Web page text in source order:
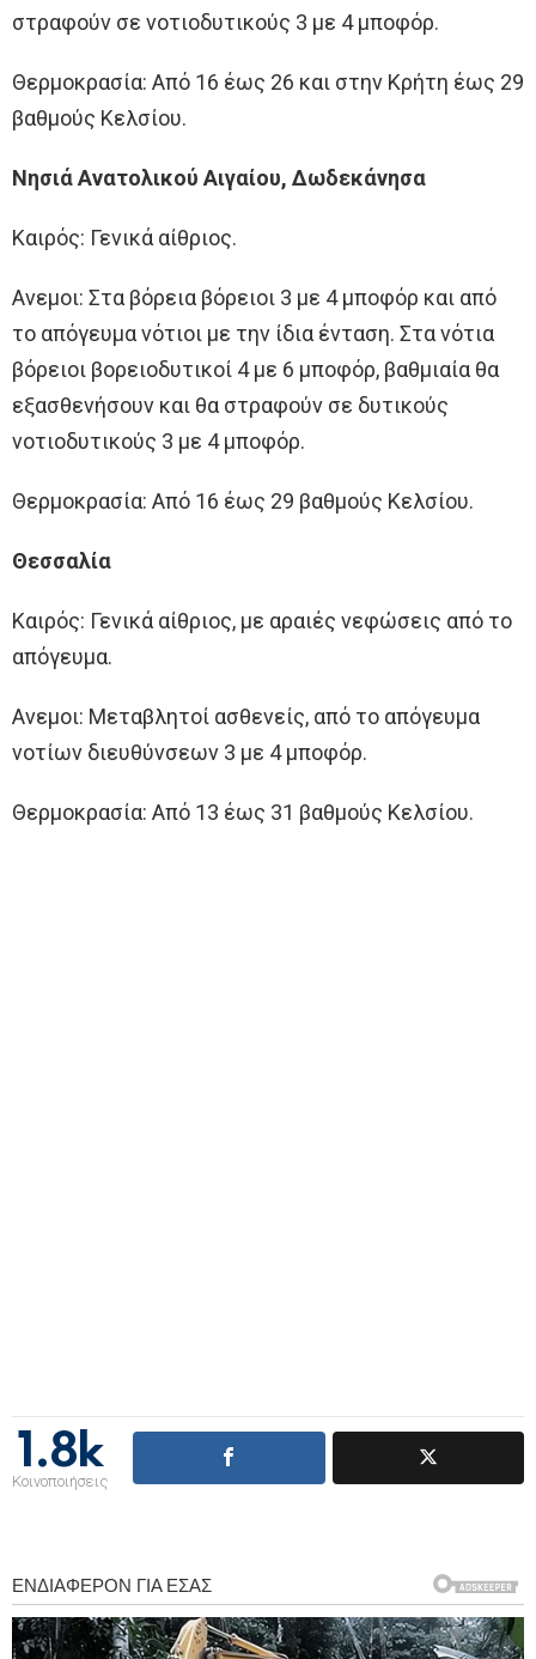
στραφούν σε νοτιοδυτικούς 3 με 4 μποφόρ.
Θερμοκρασία: Από 16 έως 26 και στην Κρήτη έως 29
βαθμούς Κελσίου.
Νησιά Ανατολικού Αιγαίου, Δωδεκάνησα
Καιρός: Γενικά αίθριος.
Ανεμοι: Στα βόρεια βόρειοι 3 με 4 μποφόρ και από
το απόγευμα νότιοι με την ίδια ένταση. Στα νότια
βόρειοι βορειοδυτικοί 4 με 6 μποφόρ, βαθμιαία θα
εξασθενήσουν και θα στραφούν σε δυτικούς
νοτιοδυτικούς 3 με 4 μποφόρ.
Θερμοκρασία: Από 16 έως 29 βαθμούς Κελσίου.
Θεσσαλία
Καιρός: Γενικά αίθριος, με αραιές νεφώσεις από το
απόγευμα.
Ανεμοι: Μεταβλητοί ασθενείς, από το απόγευμα
νοτίων διευθύνσεων 3 με 4 μποφόρ.
Θερμοκρασία: Από 13 έως 31 βαθμούς Κελσίου.
1.8k
Κοινοποιήσεις